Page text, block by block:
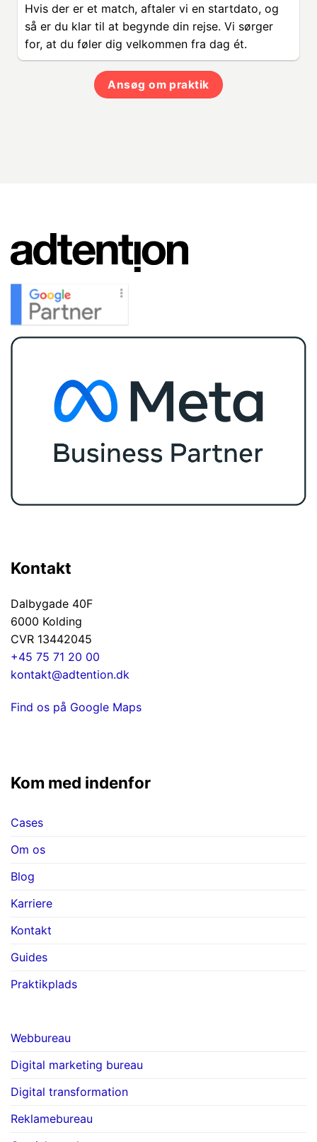
Hvis der er et match, aftaler vi en startdato, og
så er du klar til at begynde din rejse. Vi sørger
for, at du føler dig velkommen fra dag ét.
Ansøg om praktik
Kontakt
Dalbygade 40F
6000 Kolding
CVR 13442045
+45 75 71 20 00
kontakt@adtention.dk
Find os på Google Maps
Kom med indenfor
Cases
Om os
Blog
Karriere
Kontakt
Guides
Praktikplads
Webbureau
Digital marketing bureau
Digital transformation
Reklamebureau